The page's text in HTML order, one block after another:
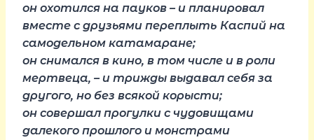
он охотился на пауков – и планировал
вместе с друзьями переплыть Каспий на
самодельном катамаране;
он снимался в кино, в том числе и в роли
мертвеца, – и трижды выдавал себя за
другого, но без всякой корысти;
он совершал прогулки с чудовищами
далекого прошлого и монстрами